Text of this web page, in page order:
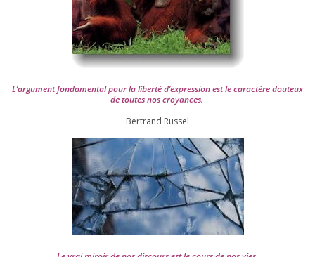
L’argument fon­da­men­tal pour la liber­té d’expression est le carac­tère dou­teux
de toutes nos croyances.
Ber­trand Russel